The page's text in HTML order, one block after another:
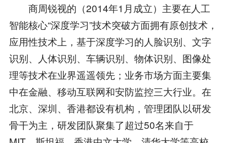
商周锐视的（2014年1月成立）主要在人工
智能核心“深度学习”技术突破方面拥有原创技术，
应用性技术上，基于深度学习的人脸识别、文字
识别、人体识别、车辆识别、物体识别、图像处
理等技术在业界遥遥领先；业务市场方面主要集
中在金融、移动互联网和安防监控三大行业。在
北京、深圳、香港都设有机构，管理团队以研发
骨干为主，研发团队聚集了超过50名来自于